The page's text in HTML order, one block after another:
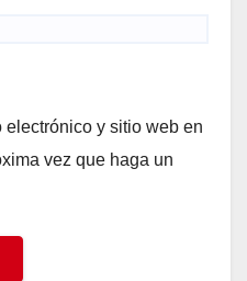
electrónico y sitio web en
vez que haga un